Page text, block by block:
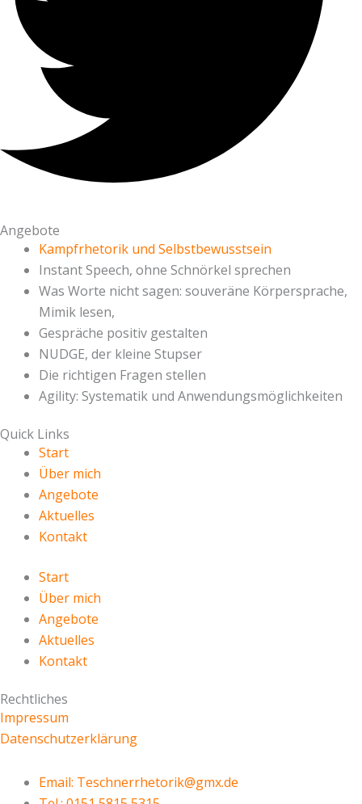
Angebote
Kampfrhetorik und Selbstbewusstsein
Instant Speech, ohne Schnörkel sprechen
Was Worte nicht sagen: souveräne Körpersprache,
Mimik lesen,
Gespräche positiv gestalten
NUDGE, der kleine Stupser
Die richtigen Fragen stellen
Agility: Systematik und Anwendungsmöglichkeiten
Quick Links
Start
Über mich
Angebote
Aktuelles
Kontakt
Start
Über mich
Angebote
Aktuelles
Kontakt
Rechtliches
Impressum
Datenschutzerklärung
Email: Teschnerrhetorik@gmx.de